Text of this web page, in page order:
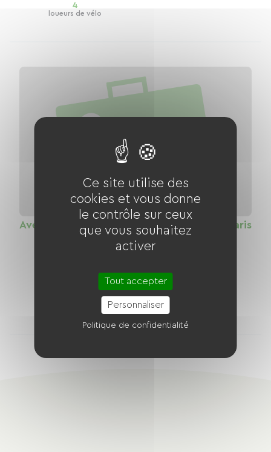
4
loueurs de vélo
Avenue verte London - Paris : Voie verte Paris
Maisons Laffitte
Ce site utilise des
cookies et vous donne
le contrôle sur ceux
que vous souhaitez
activer
Tout accepter
Personnaliser
Politique de confidentialité